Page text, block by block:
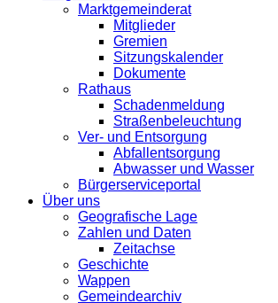
Marktgemeinderat
Mitglieder
Gremien
Sitzungskalender
Dokumente
Rathaus
Schadenmeldung
Straßenbeleuchtung
Ver- und Entsorgung
Abfallentsorgung
Abwasser und Wasser
Bürgerserviceportal
Über uns
Geografische Lage
Zahlen und Daten
Zeitachse
Geschichte
Wappen
Gemeindearchiv